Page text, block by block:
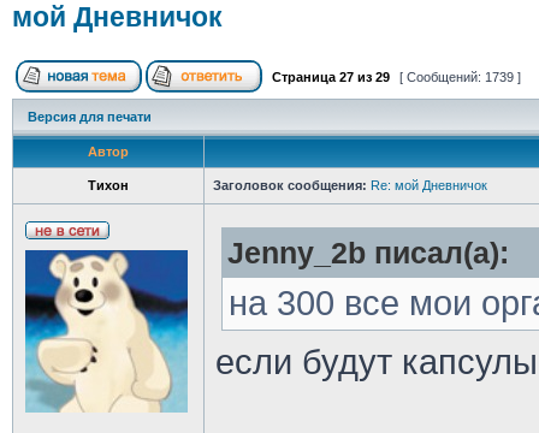
мой Дневничок
Страница 27из 29 [ Сообщений: 1739 ]
Версия для печати
Автор
Тихон Заголовок сообщения: Re: мой Дневничок
Jenny_2b писал(а):
на 300 все мои
если будут